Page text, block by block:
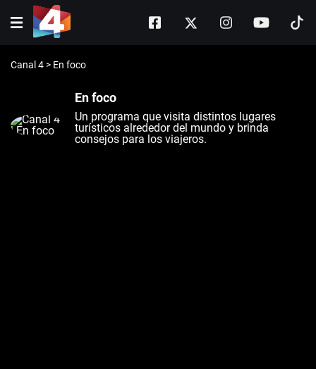
Canal 4 > En foco
En foco
Un programa que visita distintos lugares
turísticos alrededor del mundo y brinda
consejos para los viajeros.